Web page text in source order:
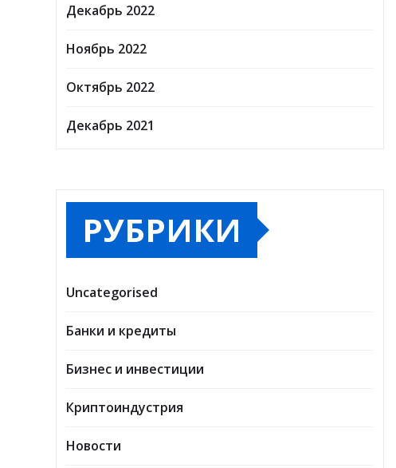
Декабрь 2022
Ноябрь 2022
Октябрь 2022
Декабрь 2021
РУБРИКИ
Uncategorised
Банки и кредиты
Бизнес и инвестиции
Криптоиндустрия
Новости